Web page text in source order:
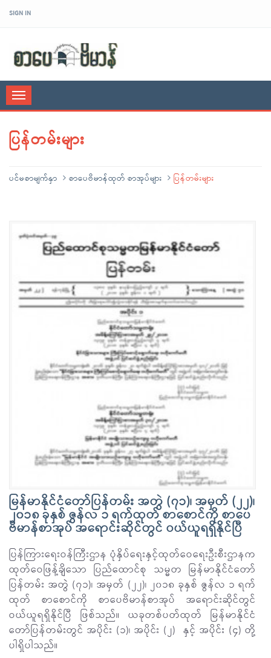
SIGN IN
Toggle
navigation
ပြန်တမ်းများ
ပင်မစာမျက်နှာ စာပေဗိမာန်ထုတ် စာအုပ်များ ပြန်တမ်းများ
မြန်မာနိုင်ငံတော်ပြန်တမ်း အတွဲ (၇၁)၊ အမှတ် (၂၂)၊
၂၀၁၈ ခုနှစ် ဇွန်လ ၁ ရက်ထုတ် စာစောင်ကို စာပေ
ဗိမာန်စာအုပ် အရောင်းဆိုင်တွင် ဝယ်ယူရရှိနိုင်ပြီ
ပြန်ကြားရေးဝန်ကြီးဌာန ပုံနှိပ်ရေးနှင့်ထုတ်ဝေရေးဦးစီးဌာနက
ထုတ်ဝေဖြန့်ချိသော ပြည်ထောင်စု သမ္မတ မြန်မာနိုင်ငံတော်
ပြန်တမ်း အတွဲ (၇၁)၊ အမှတ် (၂၂)၊ ၂၀၁၈ ခုနှစ် ဇွန်လ ၁ ရက်
ထုတ် စာစောင်ကို စာပေဗိမာန်စာအုပ် အရောင်းဆိုင်တွင်
ဝယ်ယူရရှိနိုင်ပြီ ဖြစ်သည်။ ယခုတစ်ပတ်ထုတ် မြန်မာနိုင်ငံ
တော်ပြန်တမ်းတွင် အပိုင်း (၁)၊ အပိုင်း (၂) နှင့် အပိုင်း (၄) တို့
ပါရှိပါသည်။